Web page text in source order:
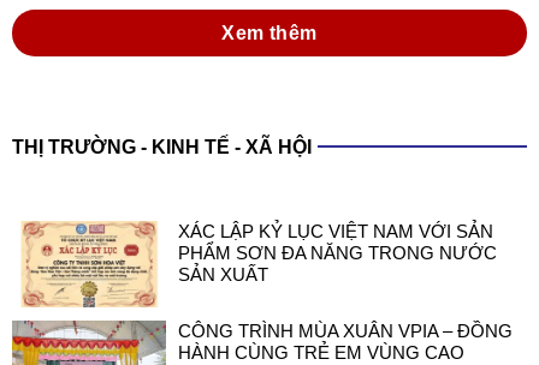
Xem thêm
THỊ TRƯỜNG - KINH TẾ - XÃ HỘI
XÁC LẬP KỶ LỤC VIỆT NAM VỚI SẢN
PHẨM SƠN ĐA NĂNG TRONG NƯỚC
SẢN XUẤT
CÔNG TRÌNH MÙA XUÂN VPIA – ĐỒNG
HÀNH CÙNG TRẺ EM VÙNG CAO